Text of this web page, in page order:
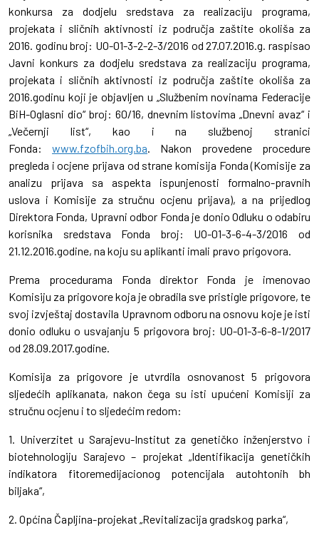
konkursa za dodjelu sredstava za realizaciju programa,
projekata i sličnih aktivnosti iz područja zaštite okoliša za
2016. godinu broj: UO-01-3-2-2-3/2016 od 27.07.2016.g. raspisao
Javni konkurs za dodjelu sredstava za realizaciju programa,
projekata i sličnih aktivnosti iz područja zaštite okoliša za
2016.godinu koji je objavljen u „Službenim novinama Federacije
BiH-Oglasni dio“ broj: 60/16, dnevnim listovima „Dnevni avaz“ i
„Večernji list“, kao i na službenoj stranici
Fonda: www.fzofbih.org.ba. Nakon provedene procedure
pregleda i ocjene prijava od strane komisija Fonda (Komisije za
analizu prijava sa aspekta ispunjenosti formalno-pravnih
uslova i Komisije za stručnu ocjenu prijava), a na prijedlog
Direktora Fonda, Upravni odbor Fonda je donio Odluku o odabiru
korisnika sredstava Fonda broj: UO-01-3-6-4-3/2016 od
21.12.2016.godine, na koju su aplikanti imali pravo prigovora.
Prema procedurama Fonda direktor Fonda je imenovao
Komisiju za prigovore koja je obradila sve pristigle prigovore, te
svoj izvještaj dostavila Upravnom odboru na osnovu koje je isti
donio odluku o usvajanju 5 prigovora broj: UO-01-3-6-8-1/2017
od 28.09.2017.godine.
Komisija za prigovore je utvrdila osnovanost 5 prigovora
sljedećih aplikanata, nakon čega su isti upućeni Komisiji za
stručnu ocjenu i to sljedećim redom:
1. Univerzitet u Sarajevu-Institut za genetičko inženjerstvo i
biotehnologiju Sarajevo – projekat „Identifikacija genetičkih
indikatora fitoremedijacionog potencijala autohtonih bh
biljaka“,
2. Općina Čapljina-projekat „Revitalizacija gradskog parka“,